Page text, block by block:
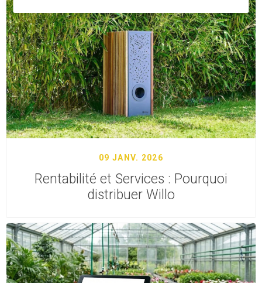
09 JANV. 2026
Rentabilité et Services : Pourquoi
distribuer Willo